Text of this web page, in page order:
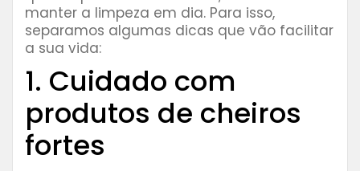
manter a limpeza em dia. Para isso,
separamos algumas dicas que vão facilitar
a sua vida:
1. Cuidado com
produtos de cheiros
fortes